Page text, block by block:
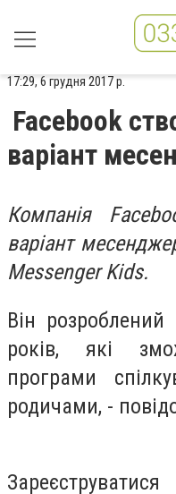
17:29, 6 грудня 2017 р.
Facebook
варіант
Компанія
варіант
Messenger Kids.
Він
років, які
програми
родичами, -